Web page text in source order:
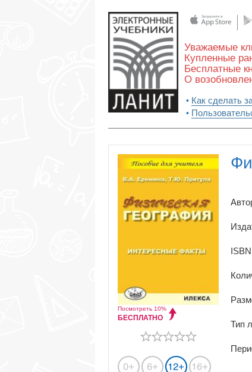
Уважаемые
Купленные
Бесплатные
О
Как сделать
Посмотреть 10%
БЕСПЛАТНО
Тип